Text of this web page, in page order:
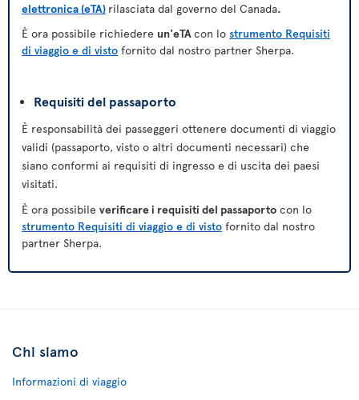
elettronica (eTA) rilasciata dal governo del Canada.
È ora possibile richiedere un'eTAcon lo strumento Requisiti
di viaggio e di visto fornito dal nostro partner Sherpa.
Requisiti del passaporto
È responsabilità dei passeggeri ottenere documenti di viaggio
validi (passaporto, visto o altri documenti necessari) che
siano conformi ai requisiti di ingresso e di uscita dei paesi
visitati.
È ora possibile verificare i requisiti del passaporto con lo
strumento Requisiti di viaggio e di visto fornito dal nostro
partner Sherpa.
Chi siamo
Informazioni di viaggio